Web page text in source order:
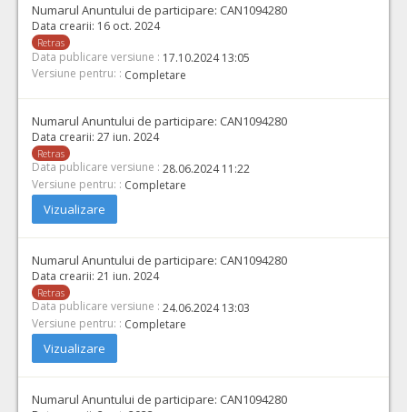
Numarul Anuntului de participare: CAN1094280
Data crearii: 16 oct. 2024
Retras
Data publicare versiune : 17.10.2024 13:05
Versiune pentru: : Completare
Numarul Anuntului de participare: CAN1094280
Data crearii: 27 iun. 2024
Retras
Data publicare versiune : 28.06.2024 11:22
Versiune pentru: : Completare
Vizualizare
Numarul Anuntului de participare: CAN1094280
Data crearii: 21 iun. 2024
Retras
Data publicare versiune : 24.06.2024 13:03
Versiune pentru: : Completare
Vizualizare
Numarul Anuntului de participare: CAN1094280